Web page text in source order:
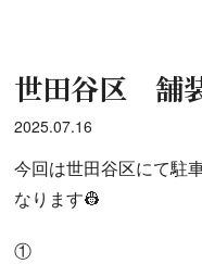
世田谷区 舗
2025.07.16
今回は世田谷区にて駐
なります👷
①